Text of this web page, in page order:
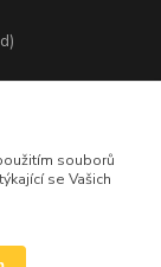
souborů
se Vašich